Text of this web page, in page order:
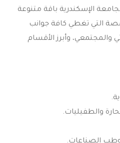
الإسكندرية باقة متنوعة
التي تغطي كافة جوانب
والمجتمعي، وأبرز الأقسام
والطفيليات.